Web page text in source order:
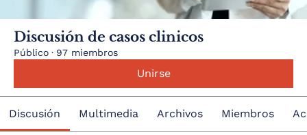
Discusión de casos clinicos
Público · 97 miembros
Unirse
Discusión Multimedia Archivos Miembros